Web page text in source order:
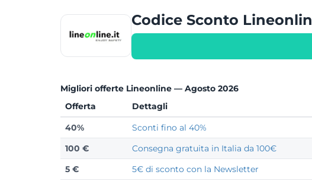
Codice Sconto
Migliori offerte Lineonline — Agosto 2026
Offerta
Dettagli
40%
Sconti fino al 40%
100 €
Consegna gratuita in Italia da 100€
5 €
5€ di sconto con la Newsletter